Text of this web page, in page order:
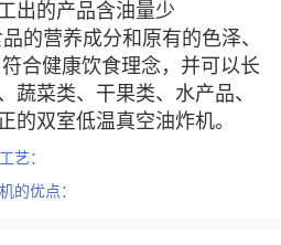
出的产品含油量少
的营养成分和原有的色泽、
合健康饮食理念，并可以长
蔬菜类、干果类、水产品、
的双室低温真空油炸机。
艺：
的优点：